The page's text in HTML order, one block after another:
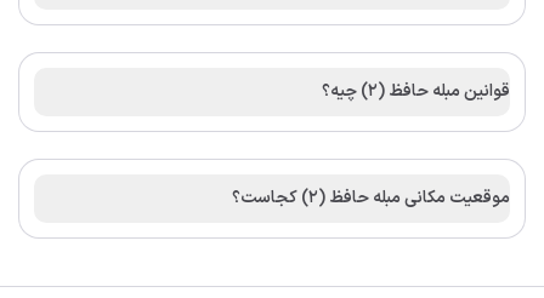
قوانین مبله حافظ (2) چیه؟
موقعیت مکانی مبله حافظ (2) کجاست؟